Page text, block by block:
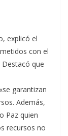
explicó el
con el
que
garantizan
Además,
Paz quien
recursos no